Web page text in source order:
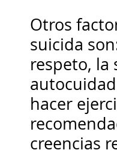
Otros
suicida
respeto,
hacer
creencias